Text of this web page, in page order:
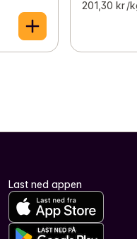
201,30 kr /
Last ned appen